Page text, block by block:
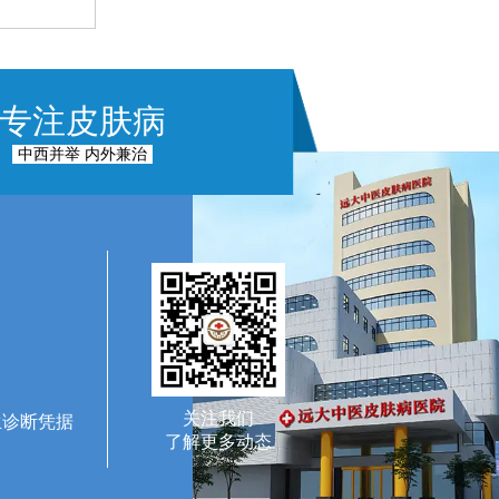
专注皮肤病
中西并举 内外兼治
断凭据
关注我们
了解更多动态